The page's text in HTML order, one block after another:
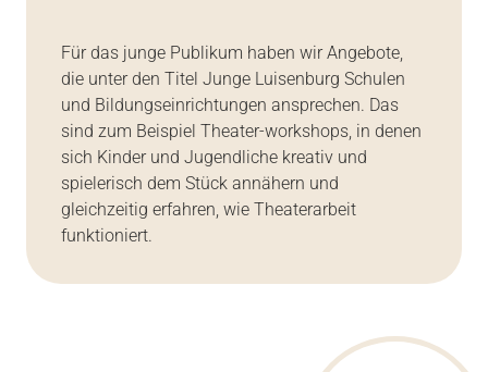
Für das junge Publikum haben wir Angebote,
die unter den Titel Junge Luisenburg Schulen
und Bildungseinrichtungen ansprechen. Das
sind zum Beispiel Theater-workshops, in denen
sich Kinder und Jugendliche kreativ und
spielerisch dem Stück annähern und
gleichzeitig erfahren, wie Theaterarbeit
funktioniert.